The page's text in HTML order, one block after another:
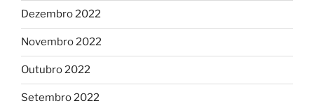
Dezembro 2022
Novembro 2022
Outubro 2022
Setembro 2022